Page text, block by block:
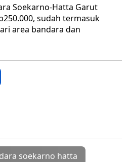
Soekarno-Hatta Garut
sudah termasuk
area bandara dan
soekarno hatta